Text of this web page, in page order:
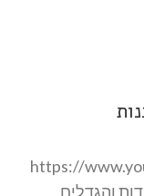
https://
והגדלים,